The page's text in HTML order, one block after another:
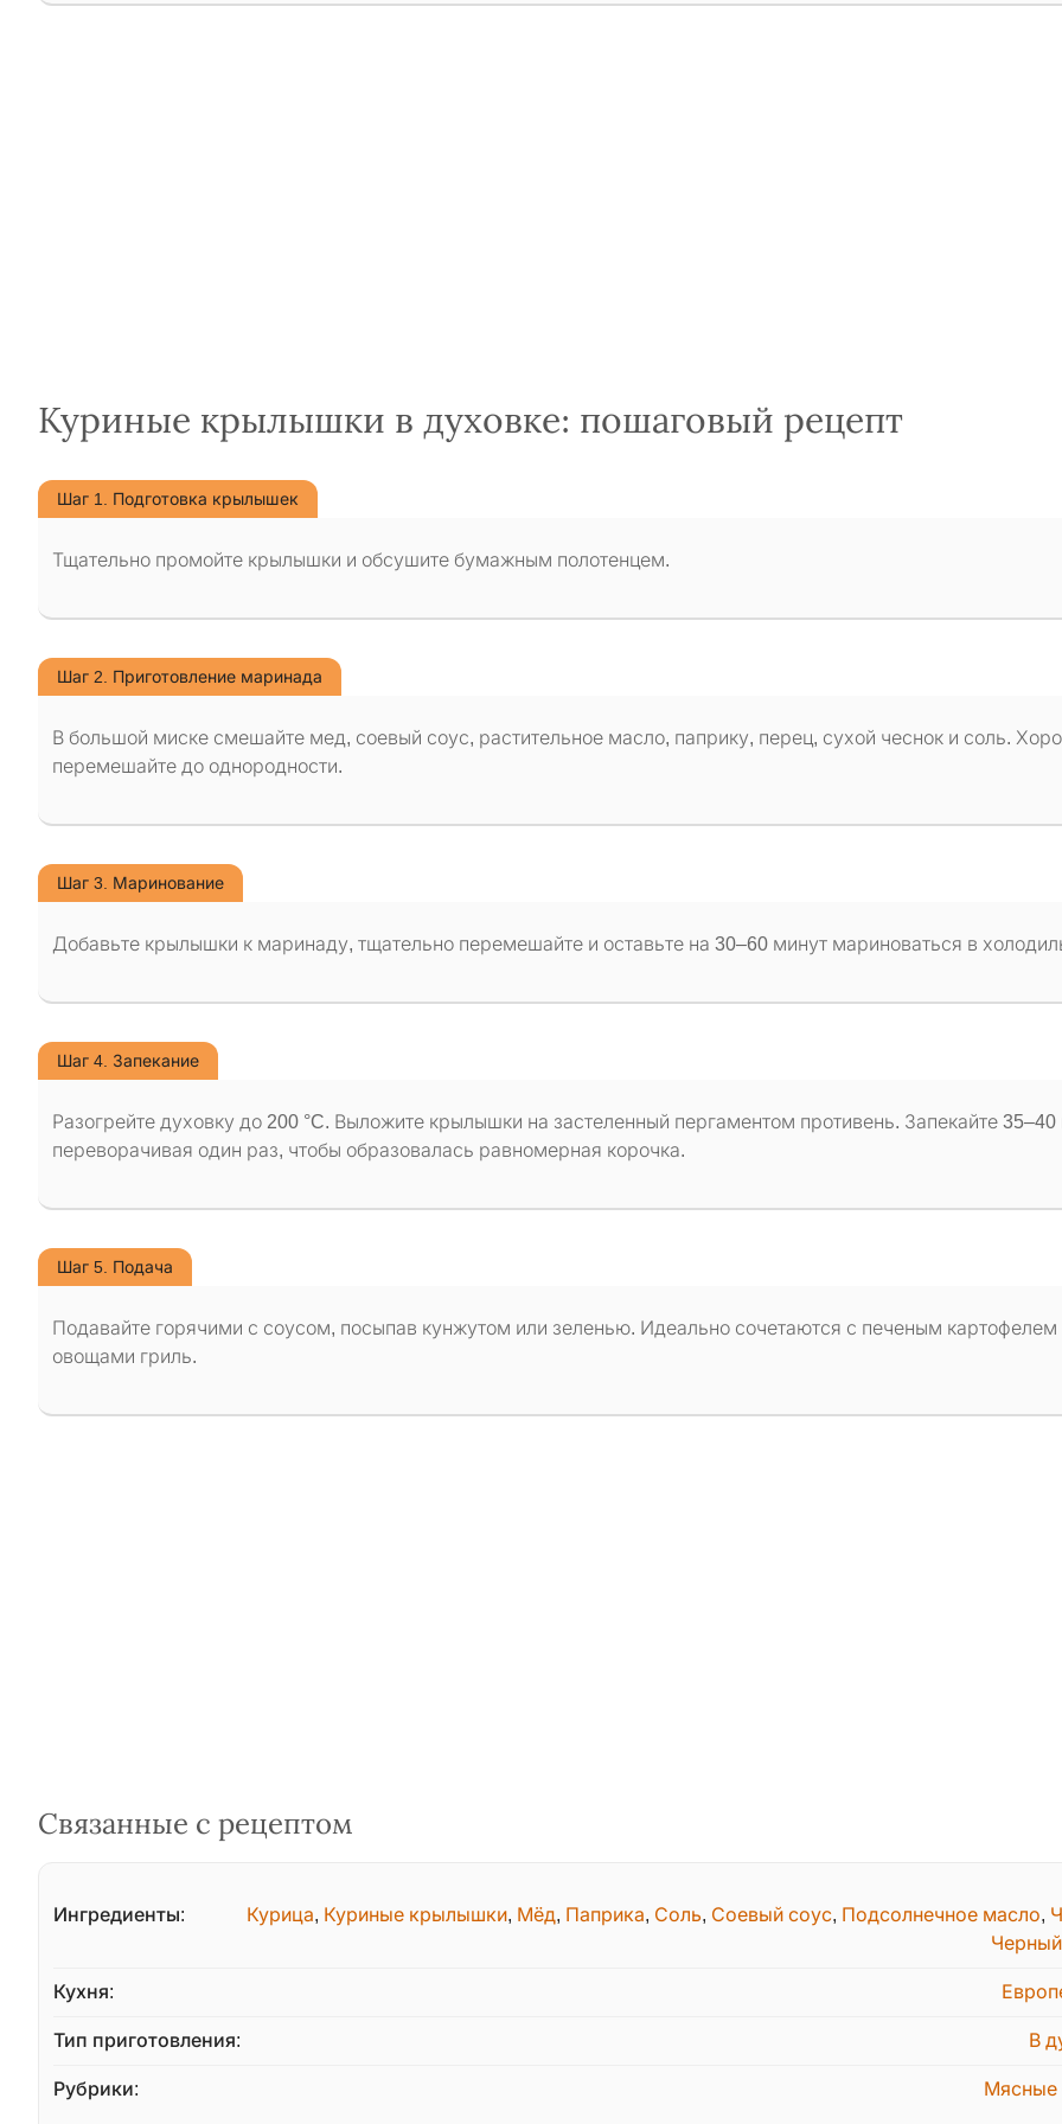
Куриные крылышки в духовке: пошаговый рецепт
Шаг 1. Подготовка крылышек
Тщательно промойте крылышки и обсушите бумажным полотенцем.
Шаг 2. Приготовление маринада
В большой миске смешайте мед, соевый соус, растительное масло, паприку, перец, сухой чеснок и соль.
перемешайте до однородности.
Шаг 3. Маринование
Добавьте крылышки к маринаду, тщательно перемешайте и оставьте на 30–60 минут мариноваться в
Шаг 4. Запекание
Разогрейте духовку до 200 °C. Выложите крылышки на застеленный пергаментом противень. Запекайте 35–40
переворачивая один раз, чтобы образовалась равномерная корочка.
Шаг 5. Подача
Подавайте горячими с соусом, посыпав кунжутом или зеленью. Идеально сочетаются с печеным картофелем
овощами гриль.
Связанные с рецептом
Ингредиенты: Курица, Куриные крылышки, Мёд, Паприка, Соль, Соевый соус, Подсолнечное масло,
Кухня:
Тип приготовления: В
Рубрики: Мясные